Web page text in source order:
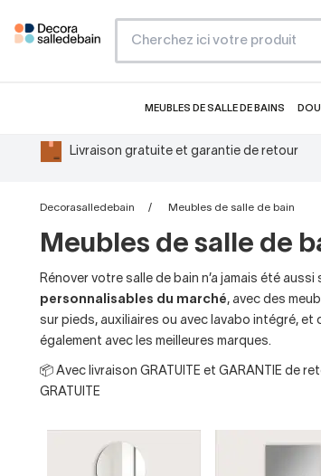
MEUBLES DE SALLE DE BAINS
Livraison gratuite et garantie de retour
Decorasalledebain Meubles de salle de bain
Meubles de salle de
Rénover votre salle de bain n’a jamais été
personnalisables du marché, avec des
sur pieds, auxiliaires ou avec lavabo intégré,
également avec les meilleures marques.
📦 Avec livraison GRATUITE et GARANTIE de
GRATUITE